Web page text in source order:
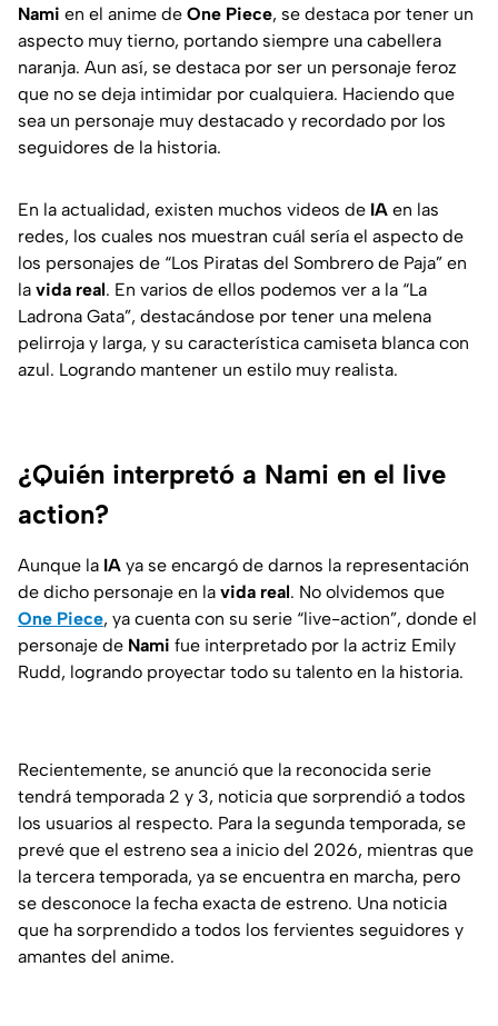
Nami en el anime de One Piece, se destaca por tener un
aspecto muy tierno, portando siempre una cabellera
naranja. Aun así, se destaca por ser un personaje feroz
que no se deja intimidar por cualquiera. Haciendo que
sea un personaje muy destacado y recordado por los
seguidores de la historia.
En la actualidad, existen muchos videos de IA en las
redes, los cuales nos muestran cuál sería el aspecto de
los personajes de “Los Piratas del Sombrero de Paja” en
la vida real. En varios de ellos podemos ver a la “La
Ladrona Gata”, destacándose por tener una melena
pelirroja y larga, y su característica camiseta blanca con
azul. Logrando mantener un estilo muy realista.
¿Quién interpretó a Nami en el live
action?
Aunque la IA ya se encargó de darnos la representación
de dicho personaje en la vida real. No olvidemos que
One Piece, ya cuenta con su serie “live-action”, donde el
personaje de Nami fue interpretado por la actriz Emily
Rudd, logrando proyectar todo su talento en la historia.
Recientemente, se anunció que la reconocida serie
tendrá temporada 2 y 3, noticia que sorprendió a todos
los usuarios al respecto. Para la segunda temporada, se
prevé que el estreno sea a inicio del 2026, mientras que
la tercera temporada, ya se encuentra en marcha, pero
se desconoce la fecha exacta de estreno. Una noticia
que ha sorprendido a todos los fervientes seguidores y
amantes del anime.